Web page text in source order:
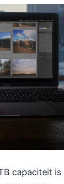
capaciteit is